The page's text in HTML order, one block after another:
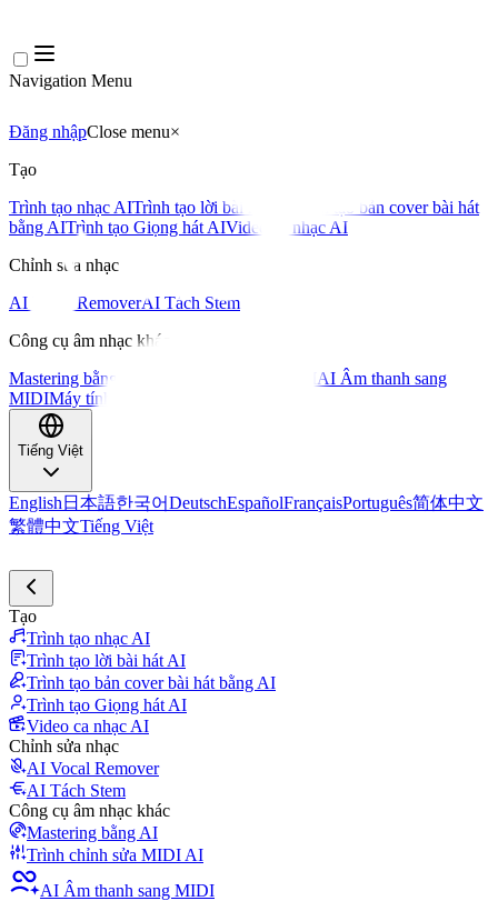
Navigation Menu
Đăng nhậpClose menu×
Tạo
Trình tạo nhạc AITrình tạo lời bài hát AI
Trình tạo bản cover bài hát
bằng AITrình tạo Giọng hát AIVideo ca nhạc AI
Chỉnh sửa nhạc
AI Vocal RemoverAI Tách Stem
Công cụ âm nhạc khác
Mastering bằng AI
AI Âm thanh sang
MIDIMáy tính BPM
Tiếng Việt
English 日本語한국어DeutschEspañolFrançaisPortuguês简体中文
繁體中文Tiếng Việt
Tạo
Trình tạo nhạc AI
Trình tạo lời bài hát AI
Trình tạo bản cover bài hát bằng AI
Trình tạo Giọng hát AI
Video ca nhạc AI
Chỉnh sửa nhạc
AI Vocal Remover
AI Tách Stem
Công cụ âm nhạc khác
Mastering bằng AI
Trình chỉnh sửa MIDI AI
AI Âm thanh sang MIDI